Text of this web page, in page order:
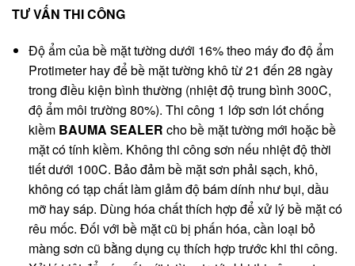
TƯ VẤN THI CÔNG
Độ ẩm của bề mặt tường dưới 16% theo máy đo độ ẩm
Protimeter hay để bề mặt tường khô từ 21 đến 28 ngày
trong điều kiện bình thường (nhiệt độ trung bình 300C,
độ ẩm môi trường 80%). Thi công 1 lớp sơn lót chống
kiềm BAUMA SEALER cho bề mặt tường mới hoặc bề
mặt có tính kiềm. Không thi công sơn nếu nhiệt độ thời
tiết dưới 100C. Bảo đảm bề mặt sơn phải sạch, khô,
không có tạp chất làm giảm độ bám dính như bụi, dầu
mỡ hay sáp. Dùng hóa chất thích hợp để xử lý bề mặt có
rêu mốc. Đối với bề mặt cũ bị phấn hóa, cần loại bỏ
màng sơn cũ bằng dụng cụ thích hợp trước khi thi công.